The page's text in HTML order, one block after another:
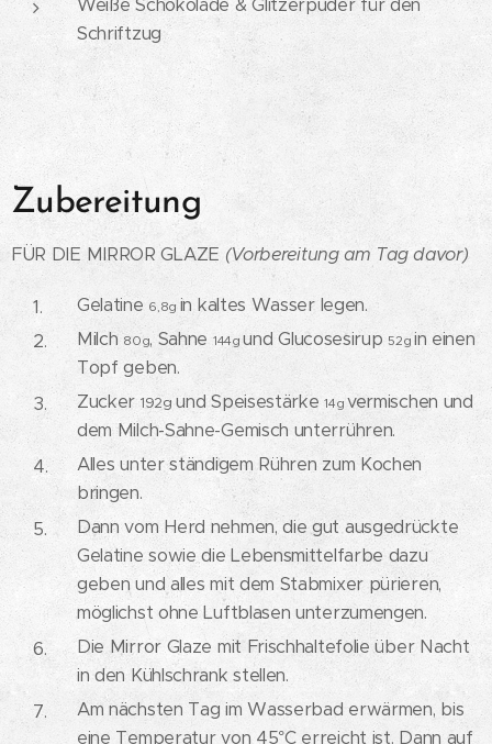
Weiße Schokolade & Glitzerpuder für den
Schriftzug
Zubereitung
FÜR DIE MIRROR GLAZE (Vorbereitung am Tag davor)
Gelatine 6,8g in kaltes Wasser legen.
Milch 80g, Sahne 144gund Glucosesirup52g in einen
Topf geben.
Zucker 192gund Speisestärke14g vermischen und
dem Milch-Sahne-Gemisch unterrühren.
Alles unter ständigem Rühren zum Kochen
bringen.
Dann vom Herd nehmen, die gut ausgedrückte
Gelatine sowie die Lebensmittelfarbe dazu
geben und alles mit dem Stabmixer pürieren,
möglichst ohne Luftblasen unterzumengen.
Die Mirror Glaze mit Frischhaltefolie über Nacht
in den Kühlschrank stellen.
Am nächsten Tag im Wasserbad erwärmen, bis
eine Temperatur von 45°C erreicht ist. Dann auf